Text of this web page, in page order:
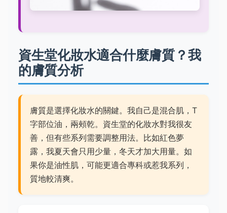
資生堂化妝水適合什麼膚質？我
的膚質分析
膚質是選擇化妝水的關鍵。我自己是混合肌，T
字部位油，兩頰乾。資生堂的化妝水對我很友
善，但有些系列需要調整用法。比如紅色夢
露，我夏天會只用少量，冬天才加大用量。如
果你是油性肌，可能更適合專科或惹我系列，
質地較清爽。